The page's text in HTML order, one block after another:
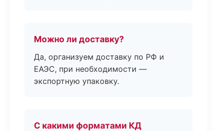
Можно ли доставку?
Да, организуем доставку по РФ и
ЕАЭС, при необходимости —
экспортную упаковку.
С какими форматами КД